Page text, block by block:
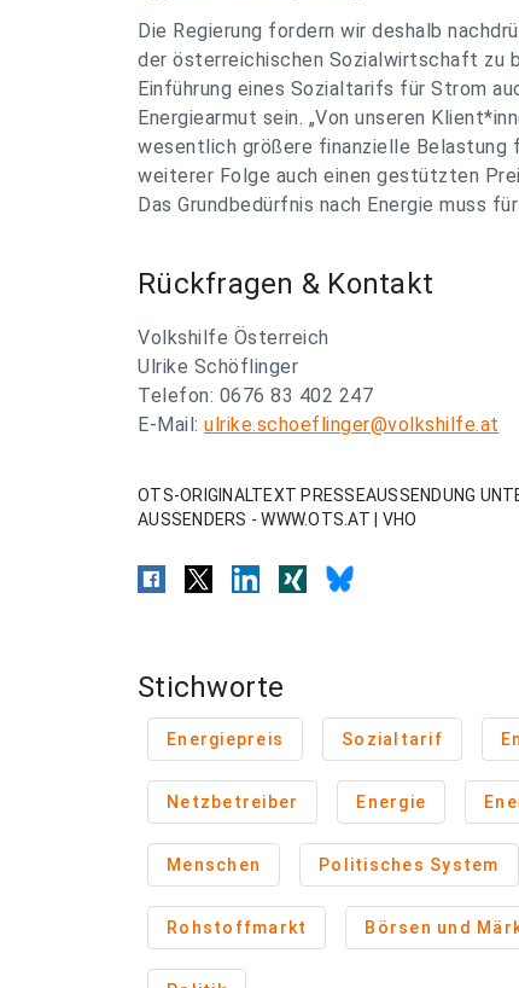
Die Regierung fordern wir deshalb
der österreichischen Sozialwirtschaft zu
Einführung eines Sozialtarifs für Strom
Energiearmut sein. „Von unseren
wesentlich größere finanzielle Belastung
weiterer Folge auch einen gestützten
Das Grundbedürfnis nach Energie muss
Rückfragen & Kontakt
Volkshilfe Österreich
Ulrike Schöflinger
Telefon: 0676 83 402 247
E-Mail: ulrike.schoeflinger@volkshilfe.at
OTS-ORIGINALTEXT PRESSEAUSSENDUNG
AUSSENDERS - WWW.OTS.AT | VHO
Stichworte
Energiepreis Sozialtarif
Netzbetreiber Energie
Menschen Politisches System
Rohstoffmarkt Börsen und